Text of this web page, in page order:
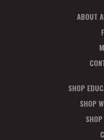
ABOUT
SHOP
SHOP